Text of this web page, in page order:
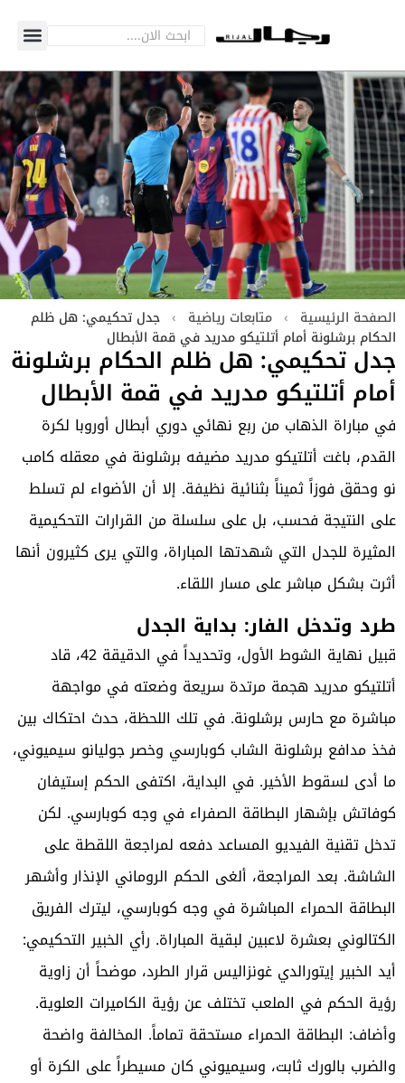
الصفحة الرئيسية › متابعات رياضية › جدل تحكيمي: هل ظلم
الحكام برشلونة أمام أتلتيكو مدريد في قمة الأبطال
جدل تحكيمي: هل ظلم الحكام برشلونة
أمام أتلتيكو مدريد في قمة الأبطال
في مباراة الذهاب من ربع نهائي دوري أبطال أوروبا لكرة
القدم، باغت أتلتيكو مدريد مضيفه برشلونة في معقله كامب
نو وحقق فوزاً ثميناً بثنائية نظيفة. إلا أن الأضواء لم تسلط
على النتيجة فحسب، بل على سلسلة من القرارات التحكيمية
المثيرة للجدل التي شهدتها المباراة، والتي يرى كثيرون أنها
أثرت بشكل مباشر على مسار اللقاء.
طرد وتدخل الفار: بداية الجدل
قبيل نهاية الشوط الأول، وتحديداً في الدقيقة 42، قاد
أتلتيكو مدريد هجمة مرتدة سريعة وضعته في مواجهة
مباشرة مع حارس برشلونة. في تلك اللحظة، حدث احتكاك بين
فخذ مدافع برشلونة الشاب كوبارسي وخصر جوليانو سيميوني،
ما أدى لسقوط الأخير. في البداية، اكتفى الحكم إستيفان
كوفاتش بإشهار البطاقة الصفراء في وجه كوبارسي. لكن
تدخل تقنية الفيديو المساعد دفعه لمراجعة اللقطة على
الشاشة. بعد المراجعة، ألغى الحكم الروماني الإنذار وأشهر
البطاقة الحمراء المباشرة في وجه كوبارسي، ليترك الفريق
الكتالوني بعشرة لاعبين لبقية المباراة. رأي الخبير التحكيمي:
أيد الخبير إيتورالدي غونزاليس قرار الطرد، موضحاً أن زاوية
رؤية الحكم في الملعب تختلف عن رؤية الكاميرات العلوية.
وأضاف: البطاقة الحمراء مستحقة تماماً. المخالفة واضحة
والضرب بالورك ثابت، وسيميوني كان مسيطراً على الكرة أو